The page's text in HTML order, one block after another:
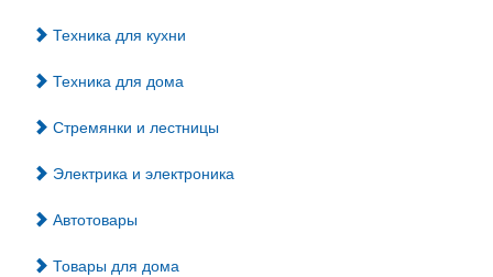
Техника для кухни
Техника для дома
Стремянки и лестницы
Электрика и электроника
Автотовары
Товары для дома